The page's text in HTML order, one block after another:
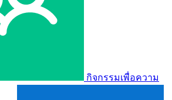
กิจกรรมเพื่อความ